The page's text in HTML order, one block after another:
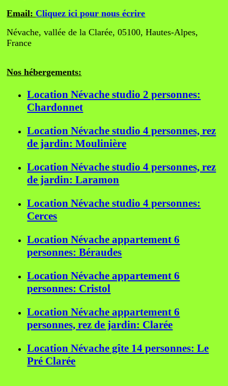
Email:Cliquez ici pour nous écrire
Névache, vallée de la Clarée, 05100, Hautes-Alpes,
France
Nos hébergements:
Location Névache studio 2 personnes:
Chardonnet
Location Névache studio 4 personnes, rez
de jardin: Moulinière
Location Névache studio 4 personnes, rez
de jardin: Laramon
Location Névache studio 4 personnes:
Cerces
Location Névache appartement 6
personnes: Béraudes
Location Névache appartement 6
personnes: Cristol
Location Névache appartement 6
personnes, rez de jardin: Clarée
Location Névache gîte 14 personnes: Le
Pré Clarée